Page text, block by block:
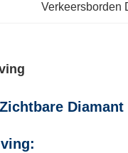
Verkeersborden